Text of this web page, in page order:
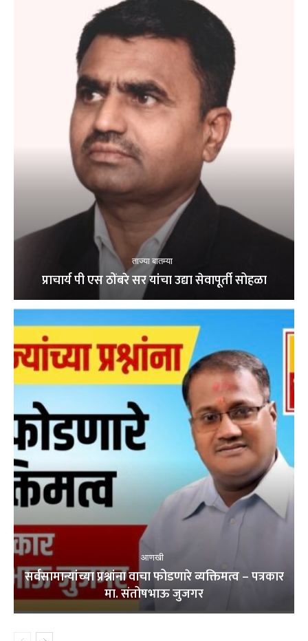
ताज्या बातम्या
प्राचार्य पी एस ठोंबरे सर यांचा उद्या सेवापूर्ती सोहळा
आणखी
सर्वसामान्यांच्या प्रश्नांना वाचा फोडणारे व्यक्तिमत्व – पत्रकार
मा. संतोषभाऊ जुजगर